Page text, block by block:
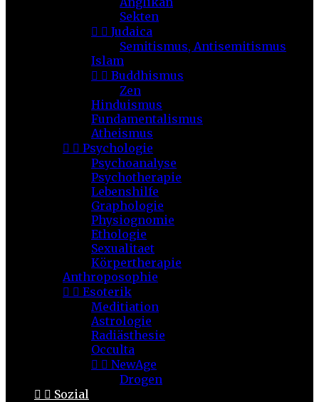
Sekten
  Judaica
Semitismus, Antisemitismus
Islam
  Buddhismus
Zen
Hinduismus
Fundamentalismus
Atheismus
  Psychologie
Psychoanalyse
Psychotherapie
Lebenshilfe
Graphologie
Physiognomie
Ethologie
Sexualitaet
Körpertherapie
Anthroposophie
  Esoterik
Meditiation
Astrologie
Radiästhesie
Occulta
  NewAge
Drogen
  Sozial